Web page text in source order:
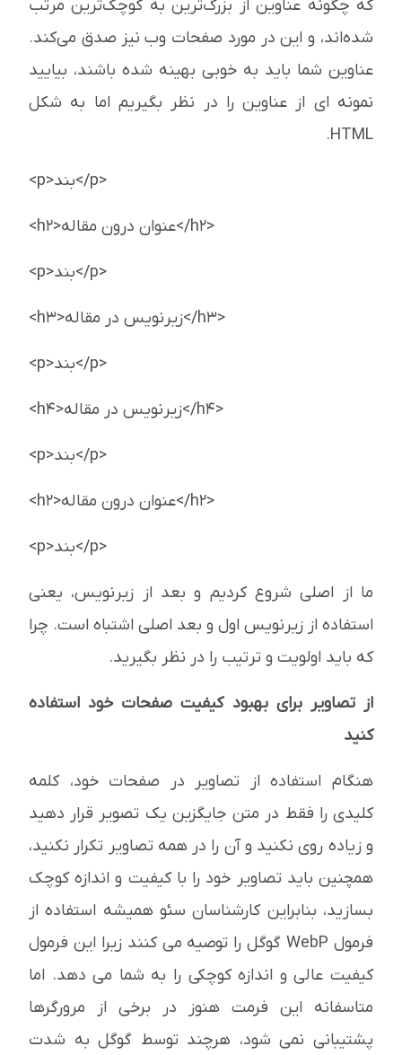
که چگونه عناوین از بزرگ‌ترین به کوچک‌ترین مرتب
شده‌اند، و این در مورد صفحات وب نیز صدق می‌کند.
عناوین شما باید به خوبی بهینه شده باشند، بیایید
نمونه ای از عناوین را در نظر بگیریم اما به شکل
HTML.
<p>بند</p>
<h2>عنوان درون مقاله</h2>
<p>بند</p>
<h3>زیرنویس در مقاله</h3>
<p>بند</p>
<h4>زیرنویس در مقاله</h4>
<p>بند</p>
<h2>عنوان درون مقاله</h2>
<p>بند</p>
ما از اصلی شروع کردیم و بعد از زیرنویس، یعنی
استفاده از زیرنویس اول و بعد اصلی اشتباه است. چرا
که باید اولویت و ترتیب را در نظر بگیرید.
از تصاویر برای بهبود کیفیت صفحات خود استفاده
کنید
هنگام استفاده از تصاویر در صفحات خود، کلمه
کلیدی را فقط در متن جایگزین یک تصویر قرار دهید
و زیاده روی نکنید و آن را در همه تصاویر تکرار نکنید،
همچنین باید تصاویر خود را با کیفیت و اندازه کوچک
بسازید، بنابراین کارشناسان سئو همیشه استفاده از
فرمول WebP گوگل را توصیه می کنند زیرا این فرمول
کیفیت عالی و اندازه کوچکی را به شما می دهد. اما
متاسفانه این فرمت هنوز در برخی از مرورگرها
پشتیبانی نمی شود، هرچند توسط گوگل به شدت